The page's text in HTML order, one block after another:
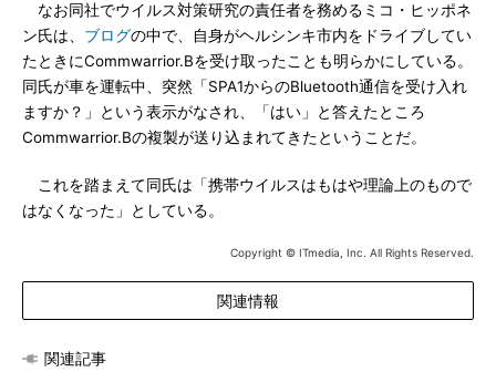
なお同社でウイルス対策研究の責任者を務めるミコ・ヒッポネ
ン氏は、 ブログの中で、自身がヘルシンキ市内をドライブしてい
たときにCommwarrior.Bを受け取ったことも明らかにしている。
同氏が車を運転中、突然「SPA1からのBluetooth通信を受け入れ
ますか？」という表示がなされ、「はい」と答えたところ
Commwarrior.Bの複製が送り込まれてきたということだ。
これを踏まえて同氏は「携帯ウイルスはもはや理論上のもので
はなくなった」としている。
Copyright © ITmedia, Inc. All Rights Reserved.
関連情報
関連記事